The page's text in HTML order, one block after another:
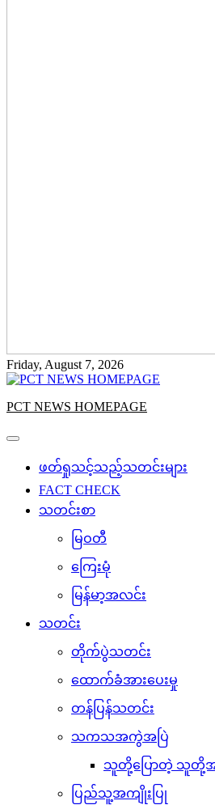
Friday, August 7, 2026
PCT NEWS HOMEPAGE
ဖတ်ရှုသင့်သည့်သတင်းများ
FACT CHECK
သတင်းစာ
မြဝတီ
ကြေးမုံ
မြန်မာ့အလင်း
သတင်း
တိုက်ပွဲသတင်း
ထောက်ခံအားပေးမှု
တန်ပြန်သတင်း
သကသအကွဲအပြဲ
သူတို့ပြောတဲ့ သူတို့အ
ပြည်သူ့အကျိုးပြု